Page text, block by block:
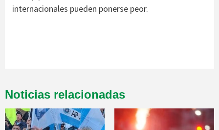
internacionales pueden ponerse peor.
Noticias relacionadas